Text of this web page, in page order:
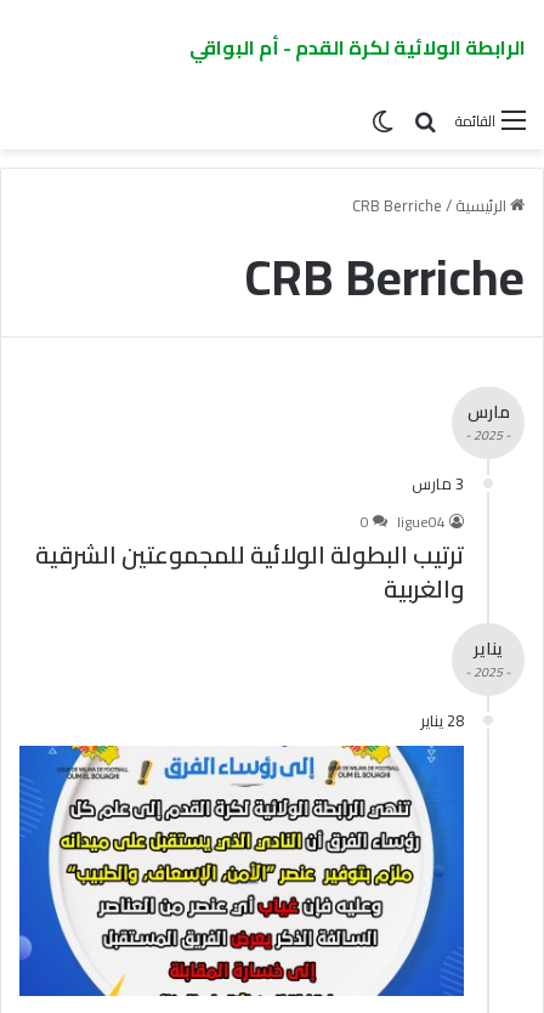
الرابطة الولائية لكرة القدم - أم البواقي
القائمة
الرئيسية/
CRB Berriche
CRB Berriche
مارس
- 2025 -
3 مارس
ligue04
0
ترتيب البطولة الولائية للمجموعتين الشرقية
والغربية
يناير
- 2025 -
28 يناير